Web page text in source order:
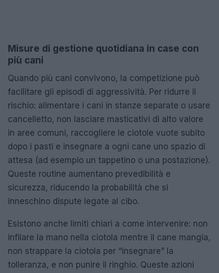
Misure di gestione quotidiana in case con
più cani
Quando più cani convivono, la competizione può
facilitare gli episodi di aggressività. Per ridurre il
rischio: alimentare i cani in stanze separate o usare
cancelletto, non lasciare masticativi di alto valore
in aree comuni, raccogliere le ciotole vuote subito
dopo i pasti e insegnare a ogni cane uno spazio di
attesa (ad esempio un tappetino o una postazione).
Queste routine aumentano prevedibilità e
sicurezza, riducendo la probabilità che si
inneschino dispute legate al cibo.
Esistono anche limiti chiari a come intervenire: non
infilare la mano nella ciotola mentre il cane mangia,
non strappare la ciotola per “insegnare” la
tolleranza, e non punire il ringhio. Queste azioni